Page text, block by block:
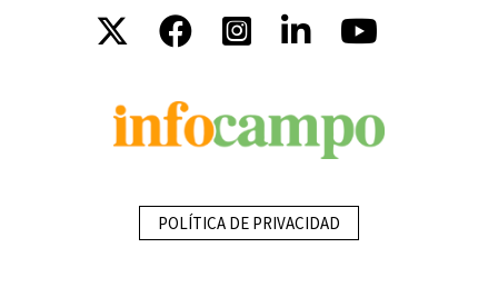
POLÍTICA DE PRIVACIDAD